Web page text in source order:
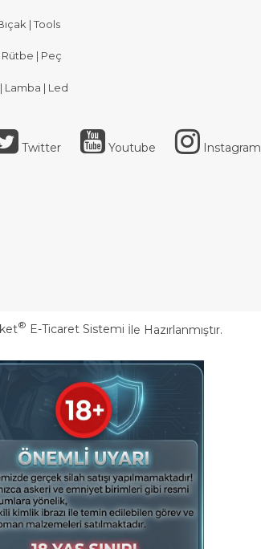
| Tools
| Peç
Lamba | Led
Twitter Youtube Instagram
® E-Ticaret Sistemi İle Hazırlanmıştır.